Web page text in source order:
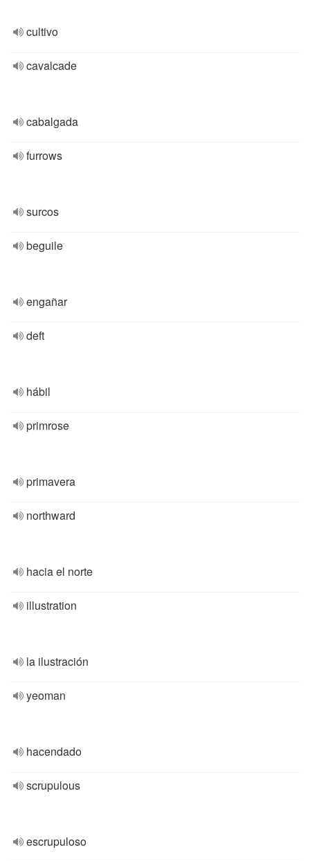
cultivo
cavalcade
cabalgada
furrows
surcos
beguile
engañar
deft
hábil
primrose
primavera
northward
hacia el norte
illustration
la ilustración
yeoman
hacendado
scrupulous
escrupuloso